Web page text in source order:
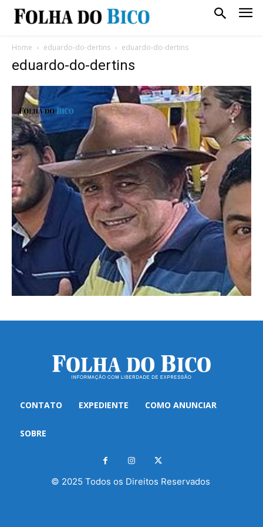
Home eduardo-do-dertins eduardo-do-dertins
eduardo-do-dertins
CONTATO EXPEDIENTE COMO ANUNCIAR
SOBRE
© 2025 Todos os Direitos Reservados